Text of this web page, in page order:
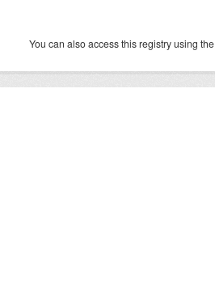
You can also access this registry using the